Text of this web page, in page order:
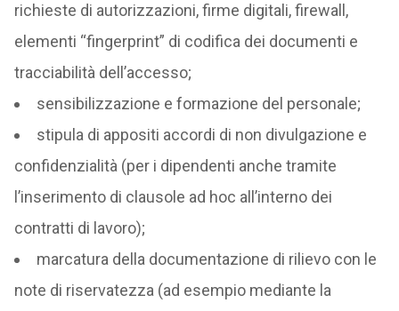
richieste di autorizzazioni, firme digitali, firewall,
elementi “fingerprint” di codifica dei documenti e
tracciabilità dell’accesso;
sensibilizzazione e formazione del personale;
stipula di appositi accordi di non divulgazione e
confidenzialità (per i dipendenti anche tramite
l’inserimento di clausole ad hoc all’interno dei
contratti di lavoro);
marcatura della documentazione di rilievo con le
note di riservatezza (ad esempio mediante la